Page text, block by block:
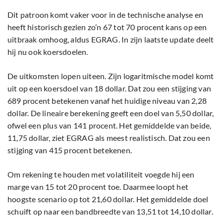
Dit patroon komt vaker voor in de technische analyse en
heeft historisch gezien zo’n 67 tot 70 procent kans op een
uitbraak omhoog, aldus EGRAG. In zijn laatste update deelt
hij nu ook koersdoelen.
De uitkomsten lopen uiteen. Zijn logaritmische model komt
uit op een koersdoel van 18 dollar. Dat zou een stijging van
689 procent betekenen vanaf het huidige niveau van 2,28
dollar. De lineaire berekening geeft een doel van 5,50 dollar,
ofwel een plus van 141 procent. Het gemiddelde van beide,
11,75 dollar, ziet EGRAG als meest realistisch. Dat zou een
stijging van 415 procent betekenen.
Om rekening te houden met volatiliteit voegde hij een
marge van 15 tot 20 procent toe. Daarmee loopt het
hoogste scenario op tot 21,60 dollar. Het gemiddelde doel
schuift op naar een bandbreedte van 13,51 tot 14,10 dollar.